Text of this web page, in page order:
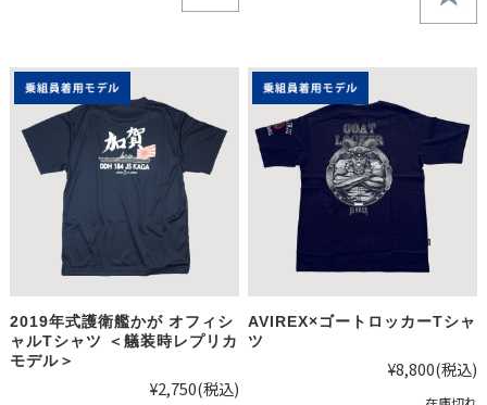
2019年式護衛艦かが オフィシ
ャルTシャツ ＜艤装時レプリカ
モデル＞
¥2,750(税込)
AVIREX×ゴートロッカーTシャ
ツ
¥8,800(税込)